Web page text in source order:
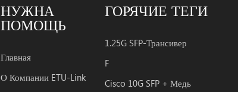
НУЖНА
ПОМОЩЬ
Главная
О Компании ETU-Link
ГОРЯЧИЕ ТЕГИ
1.25G SFP-Трансивер
F
Cisco 10G SFP + Медь